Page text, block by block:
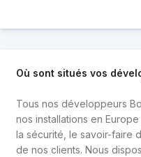
Où sont situés vos
Tous nos développeurs
nos installations en
la sécurité, le savoir-faire
de nos clients. Nous